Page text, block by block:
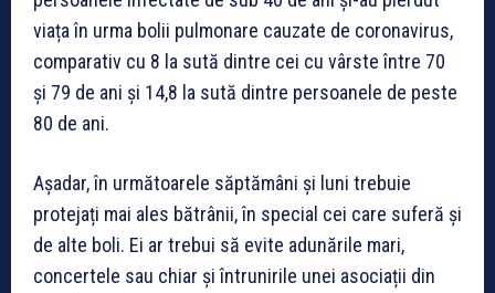
viața în urma bolii pulmonare cauzate de coronavirus,
comparativ cu 8 la sută dintre cei cu vârste între 70
și 79 de ani și 14,8 la sută dintre persoanele de peste
80 de ani.
Așadar, în următoarele săptămâni și luni trebuie
protejați mai ales bătrânii, în special cei care suferă și
de alte boli. Ei ar trebui să evite adunările mari,
concertele sau chiar și întrunirile unei asociații din